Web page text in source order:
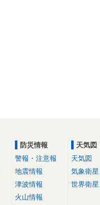
防災情報
警報・注意報
地震情報
津波情報
火山情報
天気図
天気図
気象衛星
世界衛星